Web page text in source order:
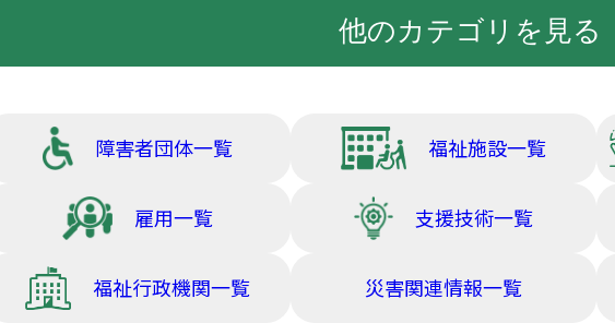
他のカテゴリを見る
障害者団体一覧 福祉施設一覧
雇用一覧 支援技術一覧
福祉行政機関一覧 災害関連情報一覧